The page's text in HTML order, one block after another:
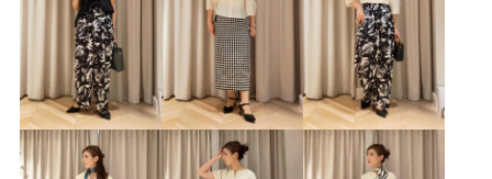
2026ceremonybi 24AW_ROPÉ 25SS_ROPÉ
25SS_ROPÉ通勤 25SSセレモニー 26SS15
26SSceremony 26SS_ROPÉ 2WAYで使える
accessories blouse_pickup E'POR 26ss Y BAG